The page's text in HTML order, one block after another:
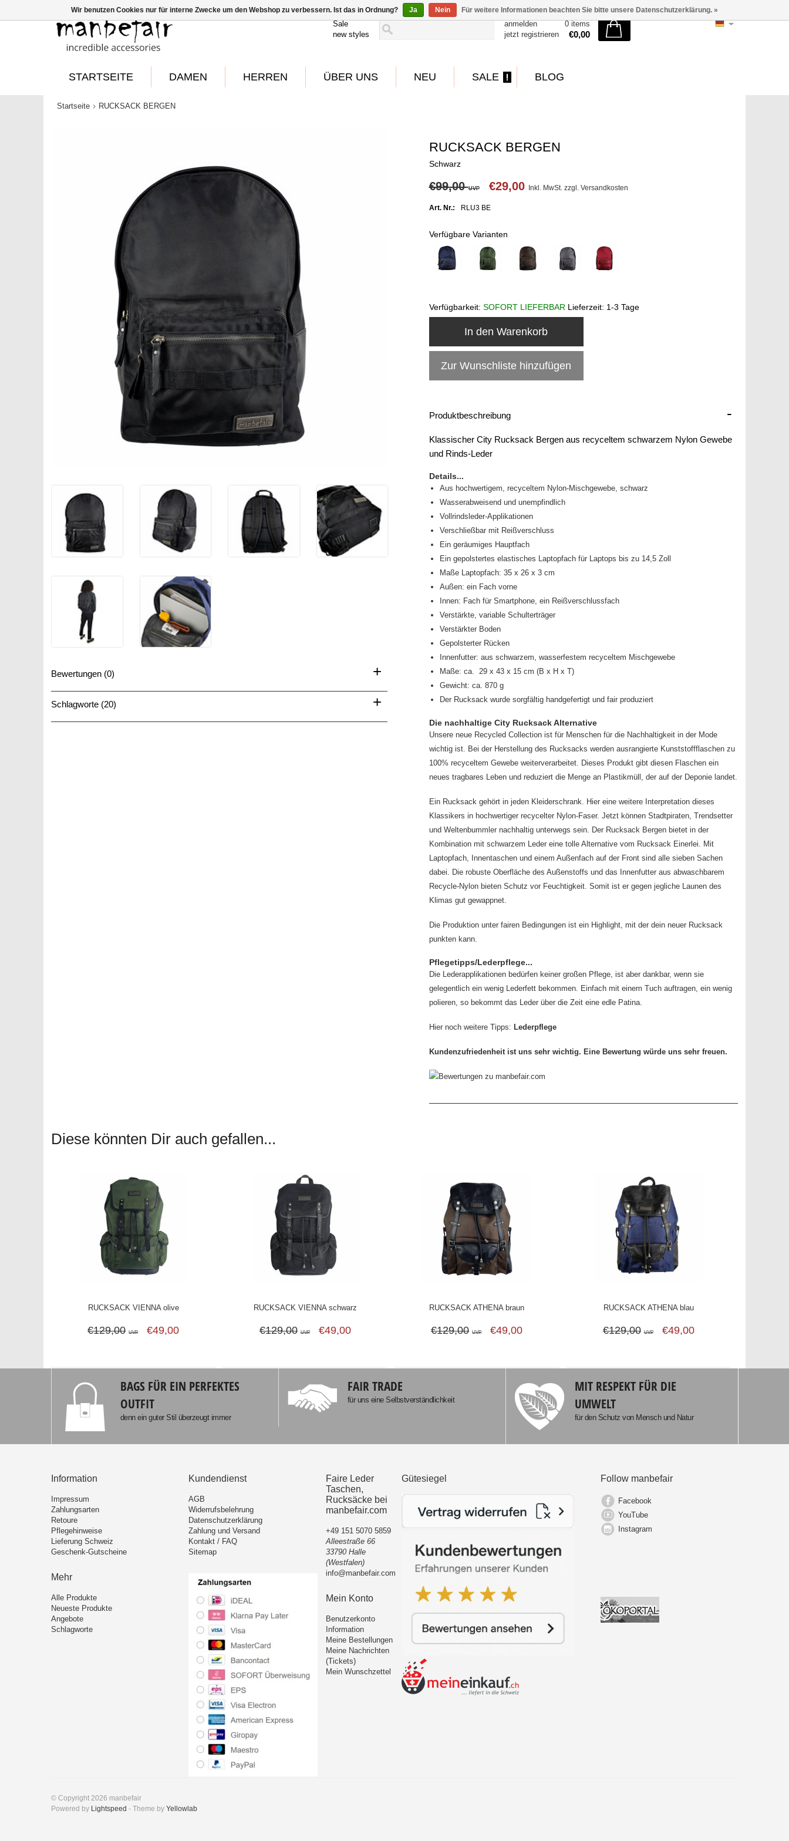
Sale
new styles
anmelden
jetzt registrieren
0 items
€0,00
STARTSEITE DAMEN HERREN ÜBER UNS NEU SALE BLOG
Startseite RUCKSACK BERGEN
Bewertungen (0) +
Schlagworte (20) +
RUCKSACK BERGEN
Schwarz
€99,00UVP €29,00 Inkl. MwSt. zzgl. Versandkosten
Art. Nr.: RLU3 BE
Verfügbare Varianten
Verfügbarkeit: SOFORT LIEFERBAR Lieferzeit: 1-3 Tage
In den Warenkorb
Zur Wunschliste hinzufügen
Produktbeschreibung -
Klassischer City Rucksack Bergen aus recyceltem schwarzem Nylon Gewebe
und Rinds-Leder
Details...
Aus hochwertigem, recyceltem Nylon-Mischgewebe, schwarz
Wasserabweisend und unempfindlich
Vollrindsleder-Applikationen
Verschließbar mit Reißverschluss
Ein geräumiges Hauptfach
Ein gepolstertes elastisches Laptopfach für Laptops bis zu 14,5 Zoll
Maße Laptopfach: 35 x 26 x 3 cm
Außen: ein Fach vorne
Innen: Fach für Smartphone, ein Reißverschlussfach
Verstärkte, variable Schulterträger
Verstärkter Boden
Gepolsterter Rücken
Innenfutter: aus schwarzem, wasserfestem recyceltem Mischgewebe
Maße: ca. 29 x 43 x 15 cm (B x H x T)
Gewicht: ca. 870 g
Der Rucksack wurde sorgfältig handgefertigt und fair produziert
Die nachhaltige City Rucksack Alternative
Unsere neue Recycled Collection ist für Menschen für die Nachhaltigkeit in der Mode
wichtig ist. Bei der Herstellung des Rucksacks werden ausrangierte Kunststoffflaschen zu
100% recyceltem Gewebe weiterverarbeitet. Dieses Produkt gibt diesen Flaschen ein
neues tragbares Leben und reduziert die Menge an Plastikmüll, der auf der Deponie landet.
Ein Rucksack gehört in jeden Kleiderschrank. Hier eine weitere Interpretation dieses
Klassikers in hochwertiger recycelter Nylon-Faser. Jetzt können Stadtpiraten, Trendsetter
und Weltenbummler nachhaltig unterwegs sein. Der Rucksack Bergen bietet in der
Kombination mit schwarzem Leder eine tolle Alternative vom Rucksack Einerlei. Mit
Laptopfach, Innentaschen und einem Außenfach auf der Front sind alle sieben Sachen
dabei. Die robuste Oberfläche des Außenstoffs und das Innenfutter aus abwaschbarem
Recycle-Nylon bieten Schutz vor Feuchtigkeit. Somit ist er gegen jegliche Launen des
Klimas gut gewappnet.
Die Produktion unter fairen Bedingungen ist ein Highlight, mit der dein neuer Rucksack
punkten kann.
Pflegetipps/Lederpflege...
Die Lederapplikationen bedürfen keiner großen Pflege, ist aber dankbar, wenn sie
gelegentlich ein wenig Lederfett bekommen. Einfach mit einem Tuch auftragen, ein wenig
polieren, so bekommt das Leder über die Zeit eine edle Patina.
Hier noch weitere Tipps: Lederpflege
Kundenzufriedenheit ist uns sehr wichtig. Eine Bewertung würde uns sehr freuen.
Diese könnten Dir auch gefallen...
RUCKSACK VIENNA olive
€129,00 UVP €49,00
RUCKSACK VIENNA schwarz
€129,00 UVP €49,00
RUCKSACK ATHENA braun
€129,00 UVP €49,00
RUCKSACK ATHENA blau
€129,00 UVP €49,00
BAGS FÜR EIN PERFEKTES
OUTFIT
denn ein guter Stil überzeugt immer
FAIR TRADE
für uns eine Selbstverständlichkeit
MIT RESPEKT FÜR DIE
UMWELT
für den Schutz von Mensch und Natur
Information
Impressum
Zahlungsarten
Retoure
Pflegehinweise
Lieferung Schweiz
Geschenk-Gutscheine
Mehr
Alle Produkte
Neueste Produkte
Angebote
Schlagworte
Kundendienst
AGB
Widerrufsbelehrung
Datenschutzerklärung
Zahlung und Versand
Kontakt / FAQ
Sitemap
Faire Leder
Taschen,
Rucksäcke bei
manbefair.com
+49 151 5070 5859
Alleestraße 66
33790 Halle
(Westfalen)
info@manbefair.com
Mein Konto
Benutzerkonto
Information
Meine Bestellungen
Meine Nachrichten
(Tickets)
Mein Wunschzettel
Gütesiegel Follow manbefair
Facebook
YouTube
Instagram
© Copyright 2026 manbefair
Powered by Lightspeed - Theme by Yellowlab
Wir benutzen Cookies nur für interne Zwecke um den Webshop zu verbessern. Ist das in Ordnung? Ja Nein Für weitere Informationen beachten Sie bitte unsere Datenschutzerklärung. »